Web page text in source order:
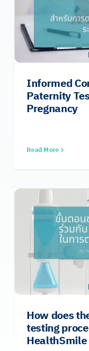
Informed
Paternity
Pregnancy
Read More
How does
testing
HealthSmile